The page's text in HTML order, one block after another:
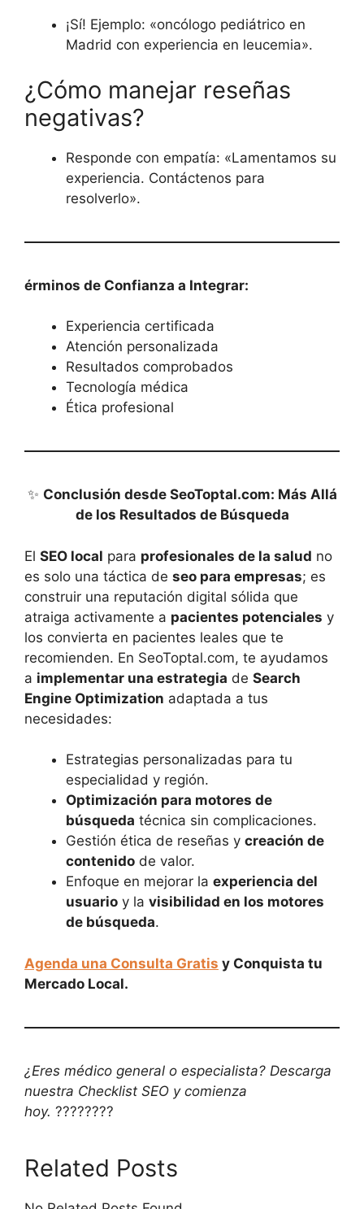
¡Sí! Ejemplo: «oncólogo pediátrico en
Madrid con experiencia en leucemia».
¿Cómo manejar reseñas
negativas?
Responde con empatía: «Lamentamos su
experiencia. Contáctenos para
resolverlo».
érminos de Confianza a Integrar:
Experiencia certificada
Atención personalizada
Resultados comprobados
Tecnología médica
Ética profesional
✨ Conclusión desde SeoToptal.com: Más Allá
de los Resultados de Búsqueda
El SEO local para profesionales de la salud no
es solo una táctica de seo para empresas; es
construir una reputación digital sólida que
atraiga activamente a pacientes potenciales y
los convierta en pacientes leales que te
recomienden. En SeoToptal.com, te ayudamos
a implementar una estrategia de Search
Engine Optimization adaptada a tus
necesidades:
Estrategias personalizadas para tu
especialidad y región.
Optimización para motores de
búsqueda técnica sin complicaciones.
Gestión ética de reseñas y creación de
contenido de valor.
Enfoque en mejorar la experiencia del
usuario y la visibilidad en los motores
de búsqueda.
Agenda una Consulta Gratis y Conquista tu
Mercado Local.
¿Eres médico general o especialista? Descarga
nuestra Checklist SEO y comienza
hoy. ????????
Related Posts